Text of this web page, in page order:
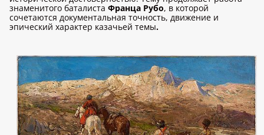
знаменитого баталиста Франца Рубо, в которой
сочетаются документальная точность, движение и
эпический характер казачьей темы.